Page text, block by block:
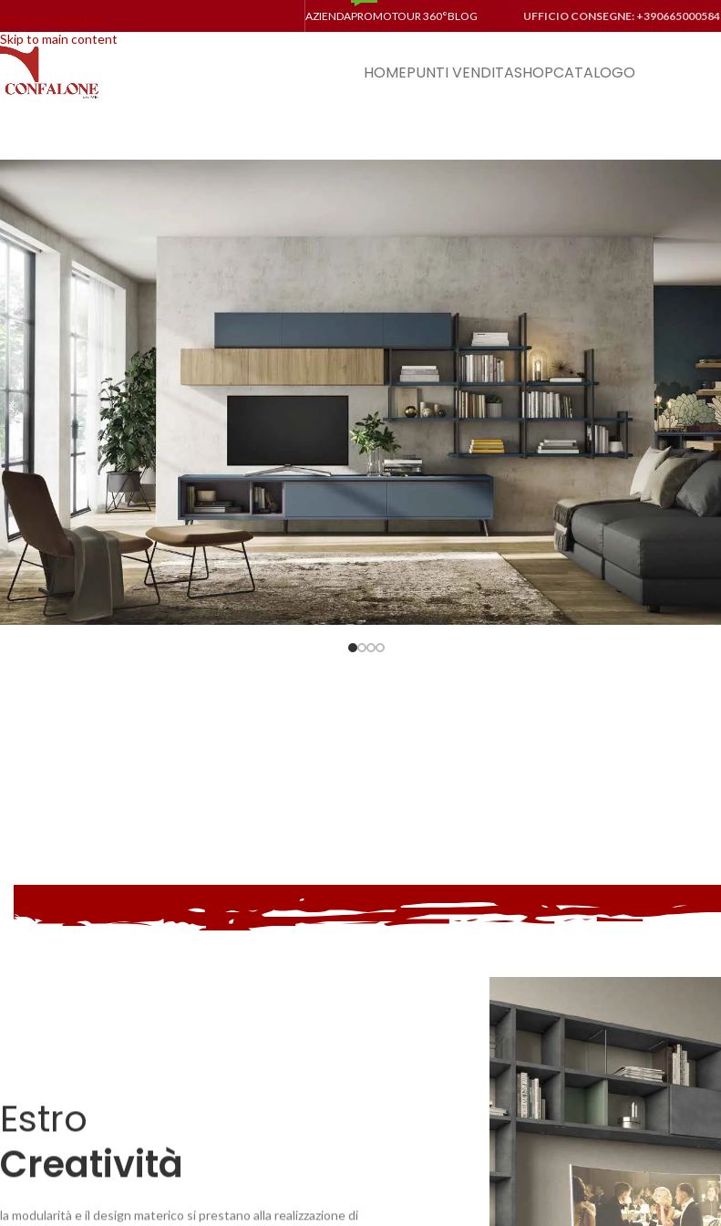
Skip to main content
AZIENDAPROMOTOUR 360°BLOG UFFICIO CONSEGNE: +390665000584
HOMEPUNTI VENDITASHOPCATALOGO
Estro
Creatività
la modularità e il design materico si prestano alla realizzazione di